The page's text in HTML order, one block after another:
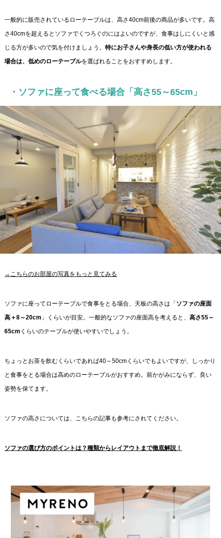
一般的に販売されているローテーブルは、高さ40cm前後の商品が多いです。高
さ40cmを超えるとソファでくつろぐのにはよいのですが、食事はしにくいと感
じる方が多いので気を付けましょう。特にお子さんや身長の低い方が使われる
場合は、低めのローテーブルを選ばれることをおすすめします。
・ソファに座って食べる場合「高さ55～65cm」
→こちらのお部屋の写真をもっと見てみる
ソファに座ってローテーブルで食事をとる場合、天板の高さは「ソファの座面
高＋8～20cm 」くらいが目安。一般的なソファの座面高を考えると、高さ55～
65cm くらいのテーブルが使いやすいでしょう。
ちょっとお茶を飲むくらいであれば40～50cmくらいでもよいですが、しっかり
と食事をとる場合は高めのローテーブルがおすすめ。前かがみにならず、良い
姿勢を保てます。
ソファの高さについては、こちらの記事も参考にされてください。
ソファの選び方のポイントは？種類からレイアウトまで徹底解説！